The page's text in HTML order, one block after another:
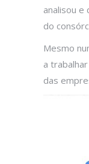
analisou
do
Mesmo
a
das